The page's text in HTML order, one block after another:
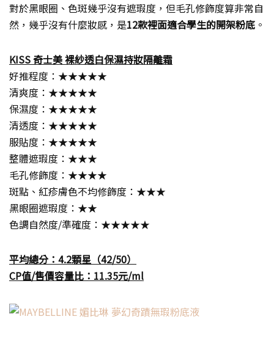
對於黑眼圈、色斑幾乎沒有遮瑕度，但毛孔修飾度算非常自
然，幾乎沒有什麼妝感，是12款裡面適合學生的開架粉底 。
KISS 奇士美 裸紗透白保濕持妝隔離霜
好推程度：★★★★★
清爽度：★★★★★
保濕度：★★★★★
清透度：★★★★★
服貼度：★★★★★
整體遮瑕度：★★★
毛孔修飾度：★★★★
斑點、紅疹膚色不均修飾度：★★★
黑眼圈遮瑕度：★★
色調自然度/準確度：★★★★★
平均總分：4.2顆星（42/50）
CP值/售價容量比：11.35元/ml